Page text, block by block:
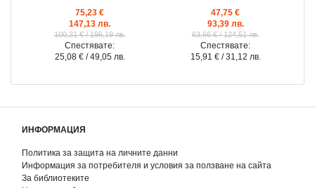
75,23 €
147,13 лв.
100,31 €/ 196,19 лв.
Спестявате:
25,08 € / 49,05 лв.
47,75 €
93,39 лв.
63,66 €/ 124,51 лв.
Спестявате:
15,91 € / 31,12 лв.
ИНФОРМАЦИЯ
Политика за защита на личните данни
Информация за потребителя и условия за ползване на сайта
За библиотеките